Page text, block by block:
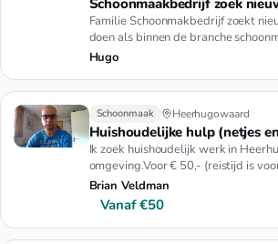
Schoonmaakbedrijf zoek
Familie Schoonmakbedrijf zoekt
doen als binnen de branche
informatie kunt u …
Hugo
Schoonmaak Heerhugowaard
Huishoudelijke hulp (netjes
Ik zoek huishoudelijk werk in
omgeving.Voor € 50,- (reistijd is
werk …
Brian Veldman
Vanaf €50